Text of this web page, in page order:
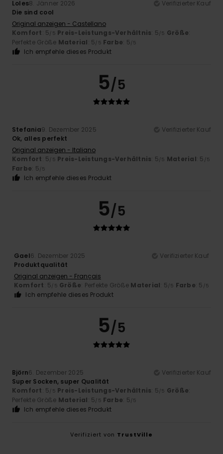
Loles8. Jänner 2026
Verifizierter Kauf
Die sind cool
Original anzeigen - Castellano
Komfort: 5/5 Preis-Leistungs-Verhältnis: 5/5 Größe:
Perfekte Größe Material: 5/5 Farbe: 5/5
Ich empfehle dieses Produkt
5/5
Stefania9. Dezember 2025
Verifizierter Kauf
Ok, alles perfekt
Original anzeigen - Italiano
Komfort: 5/5 Preis-Leistungs-Verhältnis: 5/5 Material: 5 /5
Farbe: 5/5
Ich empfehle dieses Produkt
5/5
Gael6. Dezember 2025
Verifizierter Kauf
Produktqualität
Original anzeigen - Français
Komfort: 5/5 Größe: Perfekte Größe Material: 5/5 Farbe: 5 /5
Ich empfehle dieses Produkt
5/5
Björn6. Dezember 2025
Verifizierter Kauf
Super Socken, super Qualität
Komfort: 5/5 Preis-Leistungs-Verhältnis: 5/5 Größe:
Perfekte Größe Material: 5/5 Farbe: 5/5
Ich empfehle dieses Produkt
Verifiziert von TrustVille